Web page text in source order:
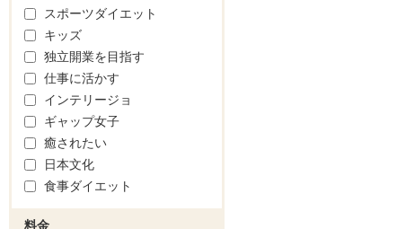
スポーツダイエット
キッズ
独立開業を目指す
仕事に活かす
インテリージョ
ギャップ女子
癒されたい
日本文化
食事ダイエット
料金